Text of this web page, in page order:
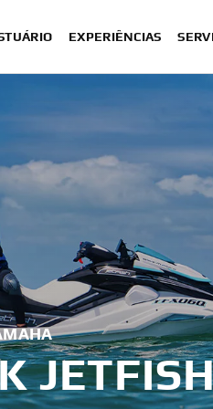
EXPERIÊNCIAS